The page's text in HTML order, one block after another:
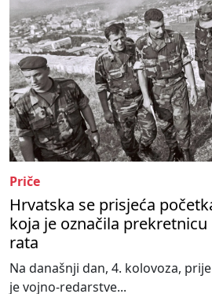
Priče
Hrvatska se prisjeća
koja je označila
rata
Na današnji dan, 4. kolovoza,
je vojno-redarstve...